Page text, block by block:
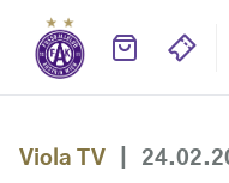
Viola TV